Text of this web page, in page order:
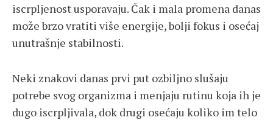
iscrpljenost usporavaju. Čak i mala promena danas
može brzo vratiti više energije, bolji fokus i osećaj
unutrašnje stabilnosti.
Neki znakovi danas prvi put ozbiljno slušaju
potrebe svog organizma i menjaju rutinu koja ih je
dugo iscrpljivala, dok drugi osećaju koliko im telo